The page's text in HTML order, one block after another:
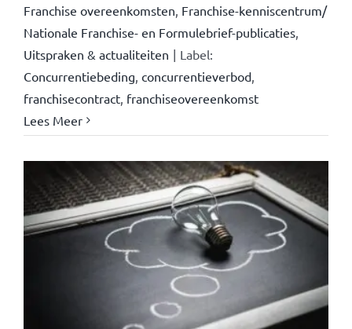
Franchise overeenkomsten, Franchise-kenniscentrum/
Nationale Franchise- en Formulebrief-publicaties,
Uitspraken & actualiteiten | Label:
Concurrentiebeding, concurrentieverbod,
franchisecontract, franchiseovereenkomst
Lees Meer